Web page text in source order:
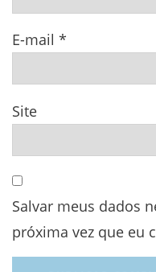
E-mail *
Site
Salvar meus dados
próxima vez que eu